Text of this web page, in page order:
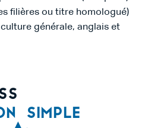
filières ou titre homologué)
générale, anglais et
simple